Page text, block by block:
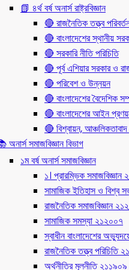
📗 ৪র্থ বর্ষ অনার্স রাষ্ট্রবিজ্ঞান
🔴 রাজনৈতিক তত্ত্ব
🔴 বাংলাদেশের স্থানীয়
🔴 সরকারি নীতি পরিচিতি
🔴 পূর্ব এশিয়ার সরকার ও
🔴 পরিবেশ ও উন্নয়ন
🔴 বাংলাদেশের বৈদেশিক
🔴 বাংলাদেশের আইন
🔴 বিশ্বায়ন,
অনার্স সমাজবিজ্ঞান বিভাগ
১ম বর্ষ অনার্স সমাজবিজ্ঞান
১। প্রারম্ভিক সমাজবিজ্ঞান
সামাজিক ইতিহাস ও বিশ্ব
রাজনৈতিক সমাজবিজ্ঞান
সামাজিক সমস্যা ২১২০০৭
স্বাধীন বাংলাদেশের
রাজনৈতিক তত্ত্ব পরিচিতি
অর্থনীতির মূলনীতি ২১১৯০৯